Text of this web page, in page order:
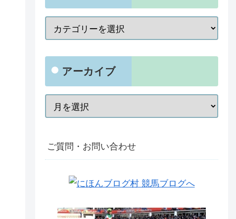
アーカイブ
ご質問・お問い合わせ